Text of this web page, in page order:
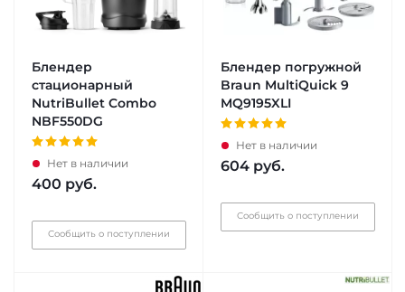
Блендер
стационарный
NutriBullet Combo
NBF550DG
Нет в наличии
400 руб.
Сообщить о поступлении
Блендер погружной
Braun MultiQuick 9
MQ9195XLI
Нет в наличии
604 руб.
Сообщить о поступлении